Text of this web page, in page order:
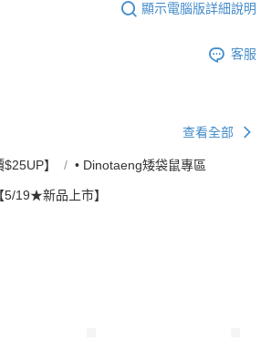
顯示電腦版詳細說明
客服
查看全部
】 • Dinotaeng矮袋鼠專區
【5/19★新品上市】